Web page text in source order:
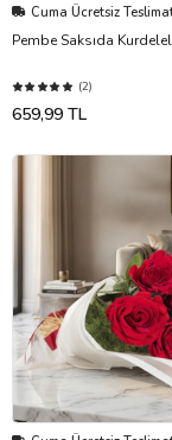
Cuma Ücretsiz
Pembe Saksıda
(2)
659,99 TL